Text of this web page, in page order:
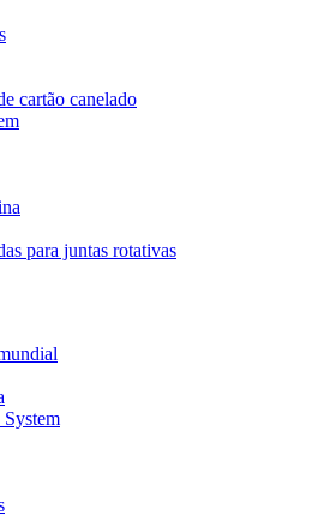
cartão canelado
para juntas rotativas